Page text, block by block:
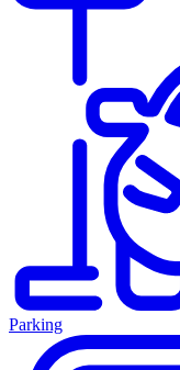
Parking